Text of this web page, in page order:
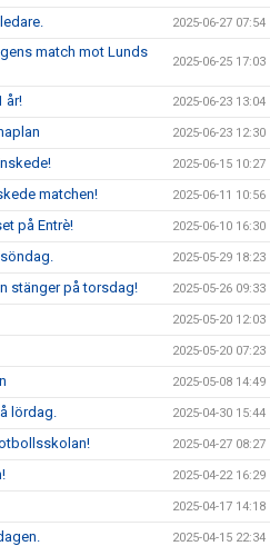
2025-06-27 07:54
match mot Lunds
2025-06-25 17:03
år! 2025-06-23 13:04
2025-06-23 12:30
2025-06-15 10:27
matchen! 2025-06-11 10:56
på Entrè! 2025-06-10 16:30
2025-05-29 18:23
stänger på torsdag! 2025-05-26 09:33
2025-05-20 12:03
2025-05-20 07:23
2025-05-08 14:49
lördag. 2025-04-30 15:44
2025-04-27 08:27
2025-04-22 16:29
2025-04-17 14:18
2025-04-15 22:34